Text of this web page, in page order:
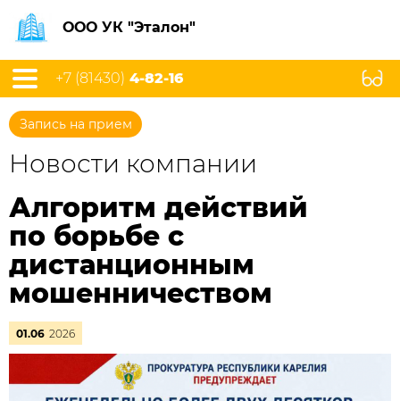
ООО УК "Эталон"
+7 (81430) 4-82-16
Запись на прием
Новости компании
Алгоритм действий
по борьбе с
дистанционным
мошенничеством
01.06 2026